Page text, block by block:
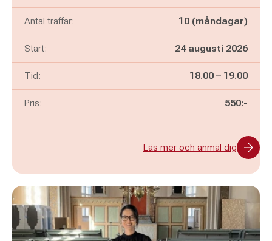
Antal träffar: 10 (måndagar)
Start: 24 augusti 2026
Tid: Pågår mellan
18.00 – och
19.00
Pris: 550:-
Läs mer och anmäl dig